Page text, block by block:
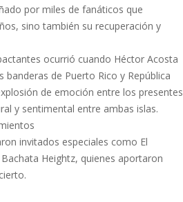
por miles de fanáticos que
sino también su recuperación y
ocurrió cuando Héctor Acosta
de Puerto Rico y República
de emoción entre los presentes
y sentimental entre ambas islas.
invitados especiales como El
Heightz, quienes aportaron